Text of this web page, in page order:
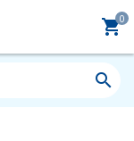
0
shopping_cart
search